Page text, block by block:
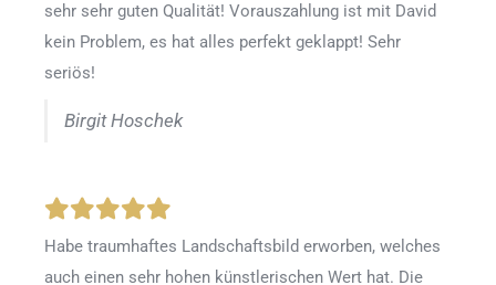
sehr sehr guten Qualität! Vorauszahlung ist mit David
kein Problem, es hat alles perfekt geklappt! Sehr
seriös!
Birgit Hoschek
Habe traumhaftes Landschaftsbild erworben, welches
auch einen sehr hohen künstlerischen Wert hat. Die